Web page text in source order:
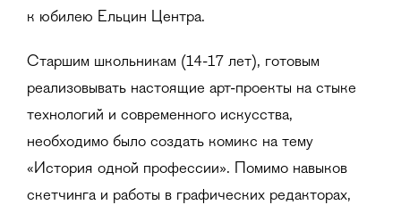
к юбилею Ельцин Центра.
Старшим школьникам (14-17 лет), готовым
реализовывать настоящие арт-проекты на стыке
технологий и современного искусства,
необходимо было создать комикс на тему
«История одной профессии». Помимо навыков
скетчинга и работы в графических редакторах,